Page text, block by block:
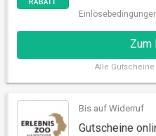
Zum
Alle
Bis auf Widerruf
Gutscheine